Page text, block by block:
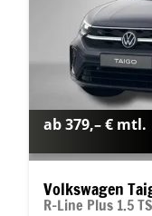
ab 379,– € mtl.
Volkswagen
R-Line Plus 1.5